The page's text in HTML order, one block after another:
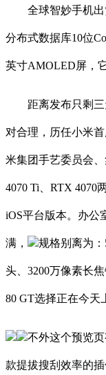
全球智妙手机出货
分布式数据库10位
英寸AMOLED屏，
距离发布只剩三
对合理，历任小米
米集团手艺委员会
4070 Ti、RTX 4070
iOS平台版本。办公
满， 规格别离为
头、3200万像素长
80 GT选择正在今天
不外这个预览页
款提拔搜刮效率的